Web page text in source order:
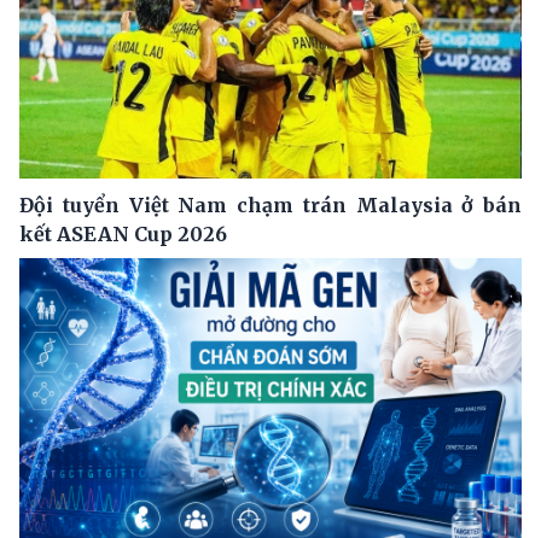
Đội tuyển Việt Nam chạm trán Malaysia ở bán
kết ASEAN Cup 2026